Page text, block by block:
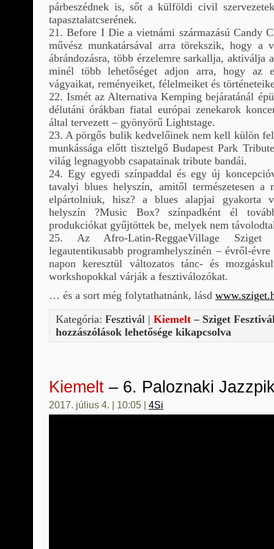
párbeszédnek is, sőt a külföldi civil
tapasztalatcserének.
21. Before I Die a vietnámi származású Candy
művész munkatársával arra törekszik, hogy a
ábrándozásra, több érzelemre sarkallja, aktiválja
minél több lehetőséget adjon arra, hogy az
vágyaikat, reményeiket, félelmeiket és
22. Ismét az Alternativa Kemping bejáratánál
délutáni órákban fiatal európai zenekarok
által tervezett – gyönyörű Lightstage.
23. A pörgős bulik kedvelőinek nem kell külön
munkássága előtt tisztelgő Budapest Park
világ legnagyobb csapatainak tribute bandái.
24. Egy egyedi színpaddal és egy új
tavalyi blues helyszín, amitől természetesen a
elpártolniuk, hisz? a blues alapjai gyakorta
helyszín ?Music Box? színpadként él
produkciókat gyűjtöttek be, melyek nem
25. Az Afro-Latin-ReggaeVillage Sziget
legautentikusabb programhelyszínén – évről-
napon keresztül változatos tánc- és
workshopokkal várják a fesztiválozókat.
… és a sort még folytathatnánk, lásd
Kategória: Fesztivál | Kiemelt – Sziget
hozzászólások lehetősége kikapcsolva
Kiemelt – 6. Paloznaki
2017. július 4. | 10:05 | 4Si